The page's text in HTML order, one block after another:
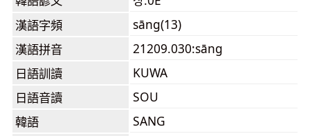
漢語字頻
sāng(13)
漢語拼音
21209.030:sāng
日語訓讀
KUWA
日語音讀
SOU
韓語
SANG